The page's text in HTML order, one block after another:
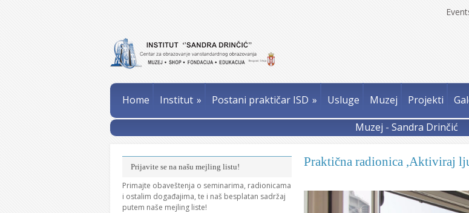
Home Institut » Postani praktičar ISD » Usluge Muzej Projekti
Muzej - Sandra Drinčić
Praktična radionica ,Aktiviraj
Prijavite se na našu mejling listu!
Primajte obaveštenja o seminarima, radionicama
i ostalim događajima, te i naš besplatan sadržaj
putem naše mejling liste!